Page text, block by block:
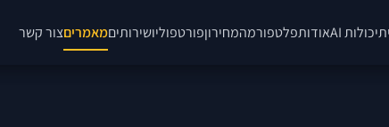
יכולות AI אודותפלטפורמהמחירוןפורטפוליושירותיםמאמריםצור קשר